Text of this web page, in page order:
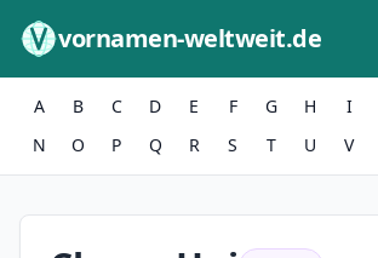
vornamen-weltweit.de
A B C D E F G H I
N
O P Q R S T U V